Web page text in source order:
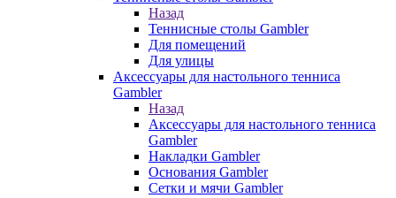
Назад
Теннисные столы Gambler
Для помещений
Для улицы
Аксессуары для настольного тенниса
Gambler
Назад
Аксессуары для настольного тенниса
Gambler
Накладки Gambler
Основания Gambler
Сетки и мячи Gambler